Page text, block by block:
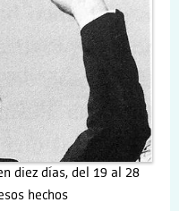
diez días, del 19 al 28
hechos